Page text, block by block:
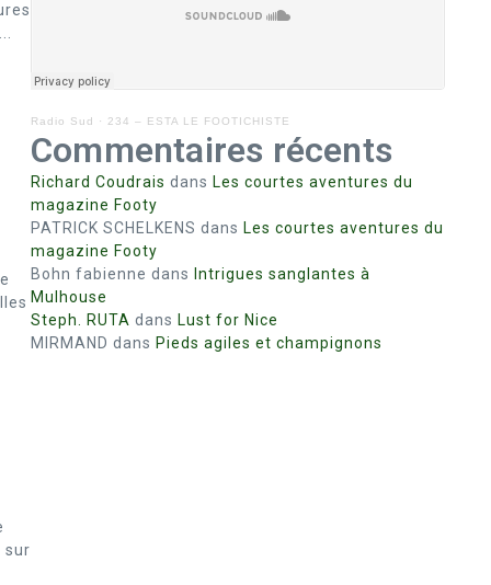
sur
Radio Sud · 234 – ESTA LE FOOTICHISTE
Commentaires récents
Richard Coudrais dans Les courtes aventures du
magazine Footy
PATRICK SCHELKENS dans Les courtes aventures du
magazine Footy
Bohn fabienne dans
Intrigues sanglantes à
Mulhouse
Steph. RUTA dans Lust for Nice
MIRMAND dans Pieds agiles et champignons